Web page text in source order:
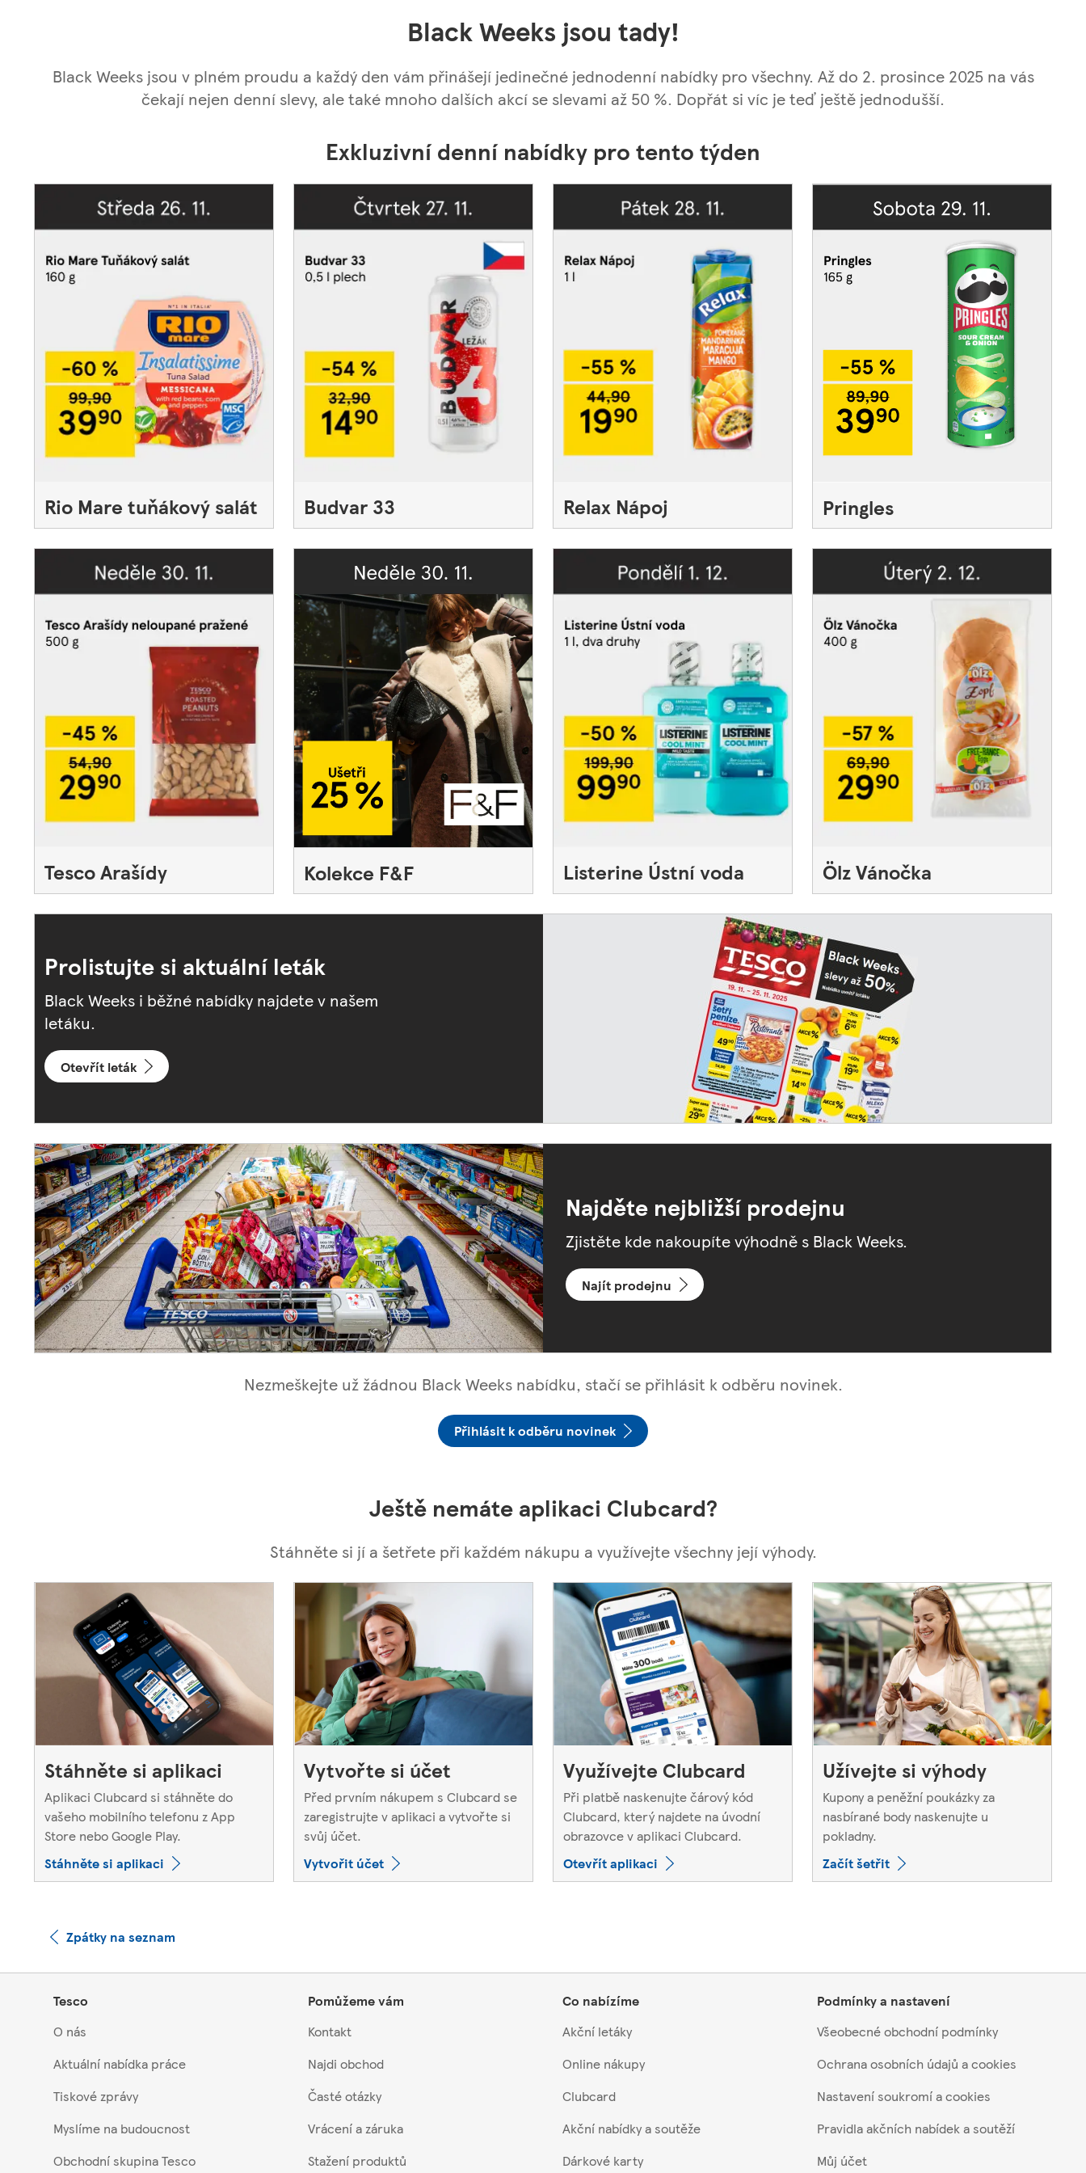
Black Weeks jsou tady!
Black Weeks jsou v plném proudu a každý den vám přinášejí jedinečné jednodenní nabídky pro všechny. Až do 2. prosince 2025 na vás
čekají nejen denní slevy, ale také mnoho dalších akcí se slevami až 50 %. Dopřát si víc je teď ještě jednodušší.
Exkluzivní denní nabídky pro tento týden
Rio Mare tuňákový salát Budvar 33 Relax Nápoj Pringles
Tesco Arašídy Kolekce F&F Listerine Ústní voda Ölz Vánočka
Prolistujte si aktuální leták
Black Weeks i běžné nabídky najdete v našem
letáku.
Otevřít leták
Najděte nejbližší prodejnu
Zjistěte kde nakoupíte výhodně s Black Weeks.
Najít prodejnu
Nezmeškejte už žádnou Black Weeks nabídku, stačí se přihlásit k odběru novinek.
Přihlásit k odběru novinek
Ještě nemáte aplikaci Clubcard?
Stáhněte si jí a šetřete při každém nákupu a využívejte všechny její výhody.
Stáhněte si aplikaci
Aplikaci Clubcard si stáhněte do
vašeho mobilního telefonu z App
Store nebo Google Play.
Stáhněte si aplikaci
Vytvořte si účet
Před prvním nákupem s Clubcard se
zaregistrujte v aplikaci a vytvořte si
svůj účet.
Vytvořit účet
Využívejte Clubcard
Při platbě naskenujte čárový kód
Clubcard, který najdete na úvodní
obrazovce v aplikaci Clubcard.
Otevřít aplikaci
Užívejte si výhody
Kupony a peněžní poukázky za
nasbírané body naskenujte u
pokladny.
Začít šetřit
Zpátky na seznam
Tesco
O nás
Aktuální nabídka práce
Tiskové zprávy
Myslíme na budoucnost
Obchodní skupina Tesco
Pomůžeme vám
Kontakt
Najdi obchod
Časté otázky
Vrácení a záruka
Stažení produktů
Co nabízíme
Akční letáky
Online nákupy
Clubcard
Akční nabídky a soutěže
Dárkové karty
Podmínky a nastavení
Všeobecné obchodní podmínky
Ochrana osobních údajů a cookies
Nastavení soukromí a cookies
Pravidla akčních nabídek a soutěží
Můj účet